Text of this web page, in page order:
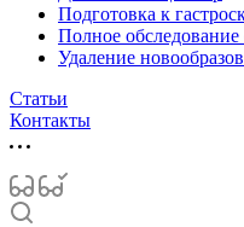
Подготовка к
Полное обследование
Удаление
Статьи
Контакты